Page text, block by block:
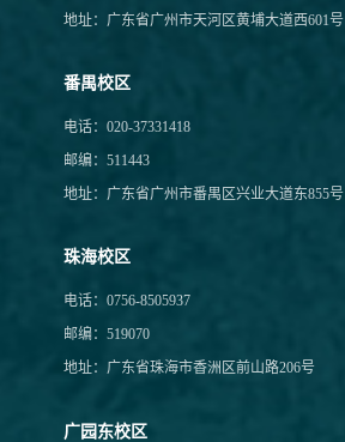
地址：广东省广州市天河区黄埔大道西601号
番禺校区
电话：020-37331418
邮编：511443
地址：广东省广州市番禺区兴业大道东855号
珠海校区
电话：0756-8505937
邮编：519070
地址：广东省珠海市香洲区前山路206号
广园东校区